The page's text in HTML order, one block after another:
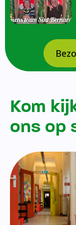
Kom
ons op